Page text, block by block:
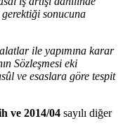
sonucuna
ile yapımına karar
Sözleşmesi eki
ve esaslara göre tespit
ve 2014/04 sayılı diğer